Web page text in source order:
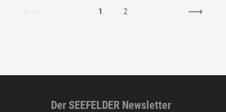
1 2
Der SEEFELDER Newsletter